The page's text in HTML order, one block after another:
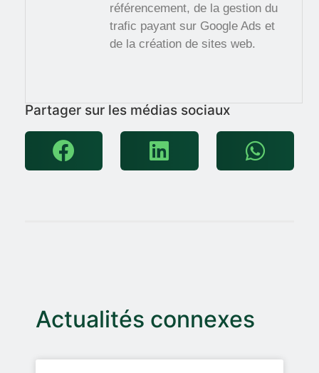
référencement, de la gestion du
trafic payant sur Google Ads et
de la création de sites web.
Partager sur les médias sociaux
Actualités connexes